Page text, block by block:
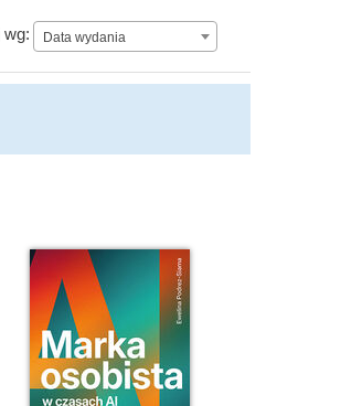
wg: Data wydania
Data wydania